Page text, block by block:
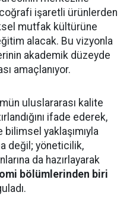
işaretli ürünlerden
mutfak kültürüne
alacak. Bu vizyonla
akademik düzeyde
amaçlanıyor.
uluslararası kalite
ifade ederek,
bilimsel yaklaşımıyla
değil; yöneticilik,
da hazırlayarak
bölümlerinden biri